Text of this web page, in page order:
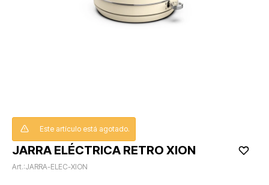
JARRA ELÉCTRICA RETRO XION
JARRA-ELEC-XION
Este artículo está agotado.